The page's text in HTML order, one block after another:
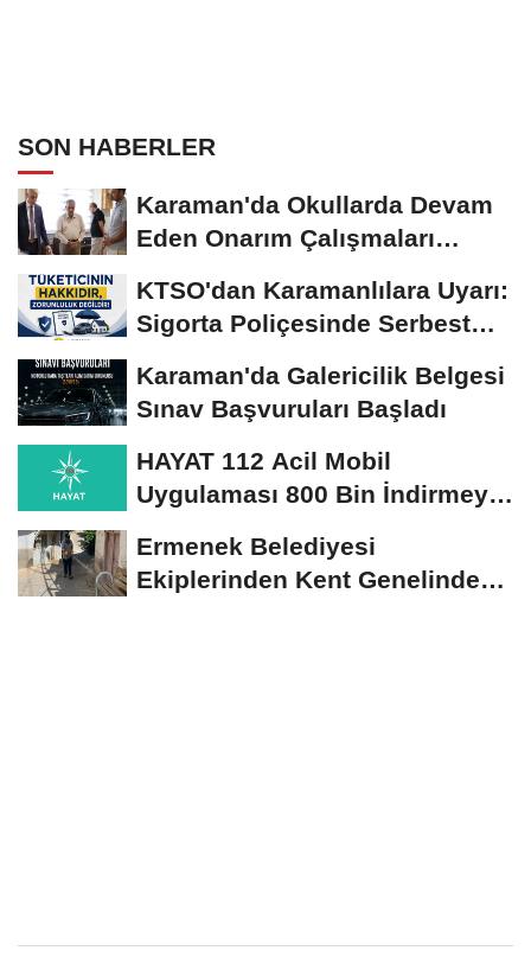
SON HABERLER
Karaman'da Okullarda Devam
Eden Onarım Çalışmaları
KTSO'dan Karamanlılara Uyarı:
Sigorta Poliçesinde Serbest
Karaman'da Galericilik Belgesi
Sınav Başvuruları Başladı
HAYAT 112 Acil Mobil
Uygulaması 800 Bin İndirmeyi
Ermenek Belediyesi
Ekiplerinden Kent Genelinde